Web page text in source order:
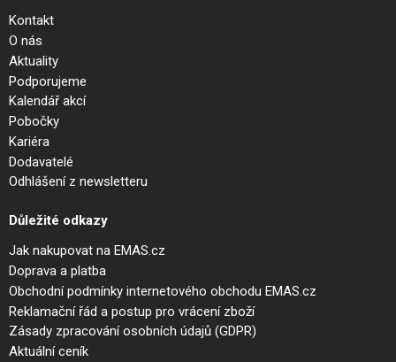
Kontakt
O nás
Aktuality
Podporujeme
Kalendář akcí
Pobočky
Kariéra
Dodavatelé
Odhlášení z newsletteru
Důležité odkazy
Jak nakupovat na EMAS.cz
Doprava a platba
Obchodní podmínky internetového obchodu EMAS.cz
Reklamační řád a postup pro vrácení zboží
Zásady zpracování osobních údajů (GDPR)
Aktuální ceník